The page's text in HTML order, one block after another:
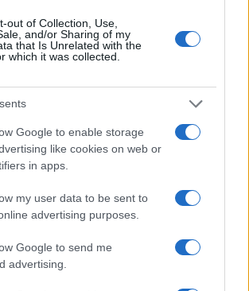
out of Collection, Use,
and/or Sharing of my
that Is Unrelated with the
which it was collected.
Google to enable storage
like cookies on web or
in apps.
my user data to be sent to
advertising purposes.
Google to send me
advertising.